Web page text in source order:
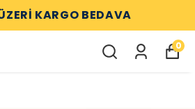
KARGO BEDAVA
0